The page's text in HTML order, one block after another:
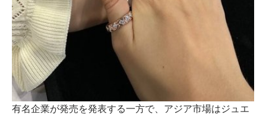
有名企業が発売を発表する一方で、アジア市場はジュエ